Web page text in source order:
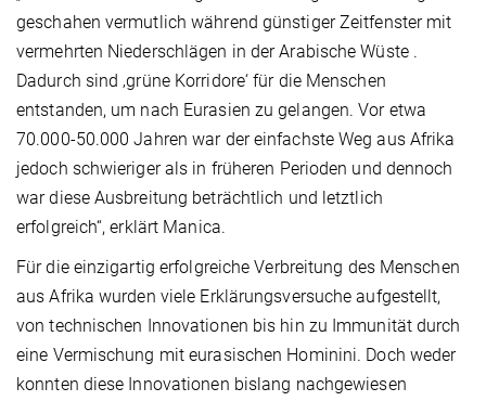
geschahen vermutlich während günstiger Zeitfenster mit
vermehrten Niederschlägen in der Arabische Wüste .
Dadurch sind ‚grüne Korridore‘ für die Menschen
entstanden, um nach Eurasien zu gelangen. Vor etwa
70.000-50.000 Jahren war der einfachste Weg aus Afrika
jedoch schwieriger als in früheren Perioden und dennoch
war diese Ausbreitung beträchtlich und letztlich
erfolgreich“, erklärt Manica.
Für die einzigartig erfolgreiche Verbreitung des Menschen
aus Afrika wurden viele Erklärungsversuche aufgestellt,
von technischen Innovationen bis hin zu Immunität durch
eine Vermischung mit eurasischen Hominini. Doch weder
konnten diese Innovationen bislang nachgewiesen